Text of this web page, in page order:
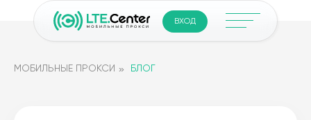
ВХОД
МОБИЛЬНЫЕ ПРОКСИ » БЛОГ